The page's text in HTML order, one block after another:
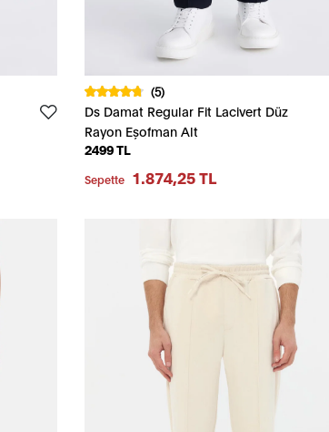
(5)
Ds Damat Regular Fit Lacivert Düz
Rayon Eşofman Alt
2499 TL
Sepette 1.874,25 TL